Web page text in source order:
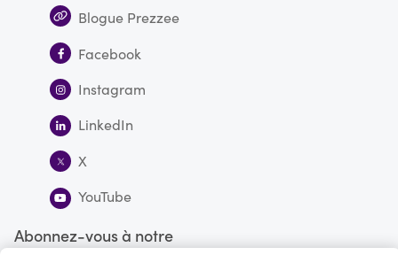
Blogue Prezzee
Facebook
Instagram
LinkedIn
X
YouTube
Abonnez-vous à notre